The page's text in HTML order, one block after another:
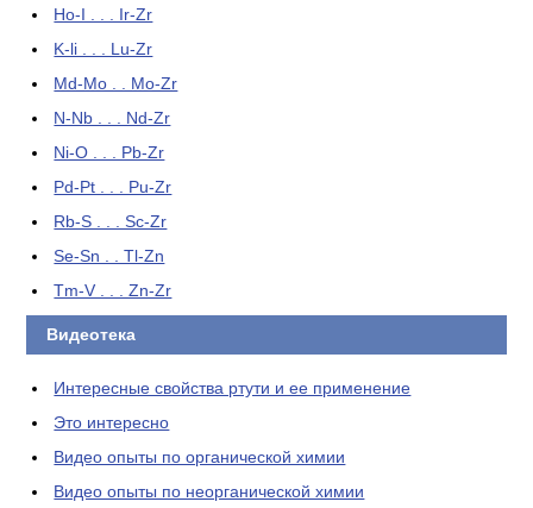
Ho-I . . . Ir-Zr
K-li . . . Lu-Zr
Md-Mo . . Mo-Zr
N-Nb . . . Nd-Zr
Ni-O . . . Pb-Zr
Pd-Pt . . . Pu-Zr
Rb-S . . . Sc-Zr
Se-Sn . . Tl-Zn
Tm-V . . . Zn-Zr
Видеотека
Интересные свойства ртути и ее применение
Это интересно
Видео опыты по органической химии
Видео опыты по неорганической химии